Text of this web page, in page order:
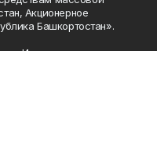
Акционерное
Башкортостан».
Илдусовна.